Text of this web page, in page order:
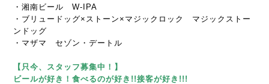
・湘南ビール W-IPA
・ブリュードッグ×ストーン×マジックロック マジックストー
ンドッグ
・マザマ セゾン・デートル
【只今、スタッフ募集中！】
ビールが好き！食べるのが好き!!接客が好き!!!